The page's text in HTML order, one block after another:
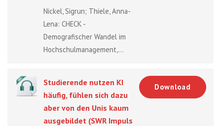
Nickel, Sigrun; Thiele, Anna-
Lena: CHECK -
Demografischer Wandel im
Hochschulmanagement,...
Studierende nutzen KI
häufig, fühlen sich dazu
aber von den Unis kaum
ausgebildet (SWR Impuls
Download